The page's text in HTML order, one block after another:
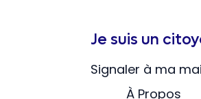
Je suis un
Signaler à ma
À Propos